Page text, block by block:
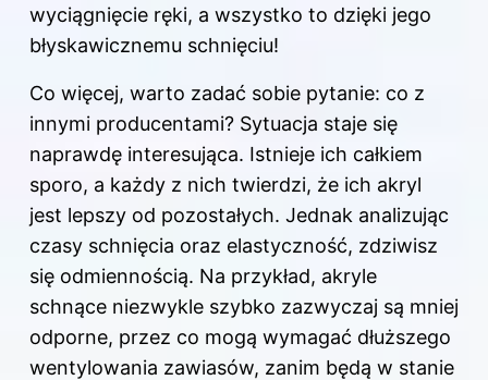
wyciągnięcie ręki, a wszystko to dzięki jego
błyskawicznemu schnięciu!
Co więcej, warto zadać sobie pytanie: co z
innymi producentami? Sytuacja staje się
naprawdę interesująca. Istnieje ich całkiem
sporo, a każdy z nich twierdzi, że ich akryl
jest lepszy od pozostałych. Jednak analizując
czasy schnięcia oraz elastyczność, zdziwisz
się odmiennością. Na przykład, akryle
schnące niezwykle szybko zazwyczaj są mniej
odporne, przez co mogą wymagać dłuższego
wentylowania zawiasów, zanim będą w stanie